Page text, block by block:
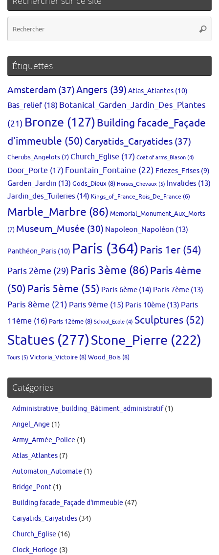
Étiquettes
Amsterdam (37)Angers (39) Atlas_Atlantes (10)
Bas_relief(18) Botanical_Garden_Jardin_Des_Plantes
(21) Bronze (127)Building facade_Façade
d'immeuble (50) Caryatids_Caryatides (37)
Cherubs_Angelots (7) Church_Eglise (17) Coat of arms_Blason (4)
Door_Porte (17) Fountain_Fontaine (22) Friezes_Frises (9)
Garden_Jardin (13) Gods_Dieux (8) Horses_Chevaux (5) Invalides (13)
Jardin_des_Tuileries (14) Kings_of_France_Rois_De_France (6)
Marble_Marbre (86) Memorial_Monument_Aux_Morts
(7) Museum_Musée (30) Napoleon_Napoléon (13)
Panthéon_Paris (10) Paris (364)Paris 1er (54)
Paris 2ème (29) Paris 3ème (86)Paris 4ème
(50)Paris 5ème (55) Paris 6ème (14) Paris 7ème (13)
Paris 8ème (21) Paris 9ème (15) Paris 10ème (13) Paris
11ème (16) Paris 12ème (8) School_Ecole (4) Sculptures (52)
Statues (277)Stone_Pierre (222)
Tours (5) Victoria_Victoire (8)Wood_Bois (8)
Catégories
Administrative_building_Bâtiment_administratif(1)
Angel_Ange (1)
Army_Armée_Police (1)
Atlas_Atlantes (7)
Automaton_Automate (1)
Bridge_Pont (1)
Building facade_Façade d'immeuble (47)
Caryatids_Caryatides (34)
Church_Eglise (16)
Clock_Horloge (3)